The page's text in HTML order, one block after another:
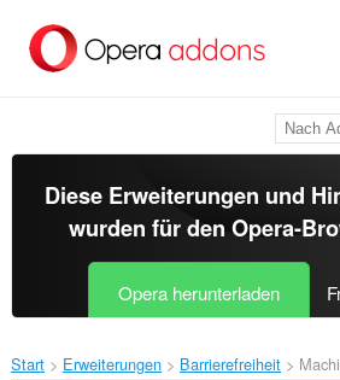
Hauptinhalt
springen
Diese Erweiterungen und
wurden für den Opera-
Opera herunterladen
Start Erweiterungen Barrierefreiheit